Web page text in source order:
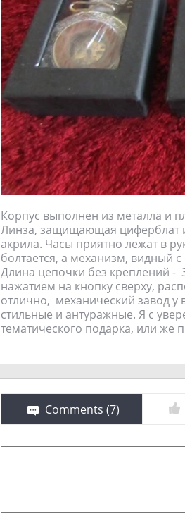
Корпус выполнен из металла и
Линза, защищающая циферблат
акрила. Часы приятно лежат в
болтается, а механизм, видный
Длина цепочки без креплений
нажатием на кнопку сверху,
отлично, механический завод у
стильные и антуражные. Я с
тематического подарка, или же
Comments (7)